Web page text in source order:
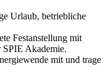
Urlaub, betriebliche
Festanstellung mit
Akademie.
mit und trage